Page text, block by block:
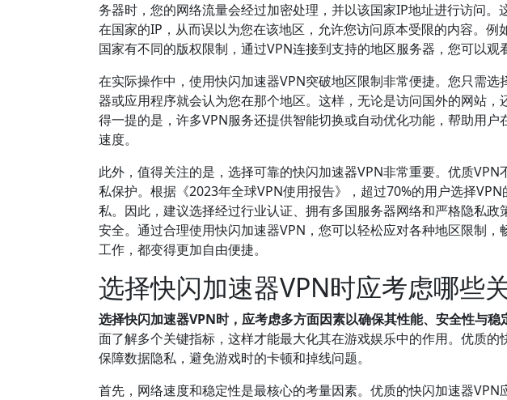
务器时，您的网络流量会经过加密处理，并以该国家IP地址进行访问
在国家的IP，从而误以为您在该地区，允许您访问原本受限的内容。
国家有不同的版权限制，通过VPN连接到支持的地区服务器，您可以观
在实际操作中，使用快闪加速器VPN突破地区限制非常便捷。您只需
器或应用程序就会认为您在那个地区。这样，无论是访问国外的网站
得一提的是，许多VPN服务还提供智能切换或自动优化功能，帮助用
速度。
此外，值得关注的是，选择可靠的快闪加速器VPN非常重要。优质
私保护。根据《2023年全球VPN使用报告》，超过70%的用户选择
私。因此，建议选择经过行业认证、拥有多国服务器网络和严格隐私
安全。通过合理使用快闪加速器VPN，您可以轻松应对各种地区限制
工作，都变得更加自由便捷。
选择快闪加速器VPN时应考虑哪些
选择快闪加速器VPN时，应考虑多方面因素以确保其性能、安全性与稳
面了解多个关键指标，这样才能最大化其在游戏娱乐中的作用。优质
保障数据隐私，避免游戏时的卡顿和掉线问题。
首先，网络速度和稳定性是最核心的考量因素。优质的快闪加速器